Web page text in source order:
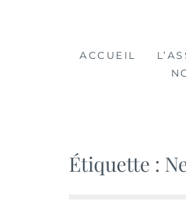
LAACCUEIL
Étiquette :